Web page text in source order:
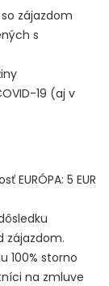
zájazdom
s
19 (aj v
EURÓPA: 5 EUR
zájazdom.
100% storno
na zmluve